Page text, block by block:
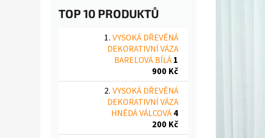
TOP 10 PRODUKTŮ
VYSOKÁ DŘEVĚNÁ
DEKORATIVNÍ VÁZA
BARELOVÁ BÍLÁ 1
900 Kč
VYSOKÁ DŘEVĚNÁ
DEKORATIVNÍ VÁZA
HNĚDÁ VÁLCOVÁ 4
200 Kč
VYSOKÁ DŘEVĚNÁ DEKORATIVNÍ VÁZA
1 900 Kč
VYSOKÁ